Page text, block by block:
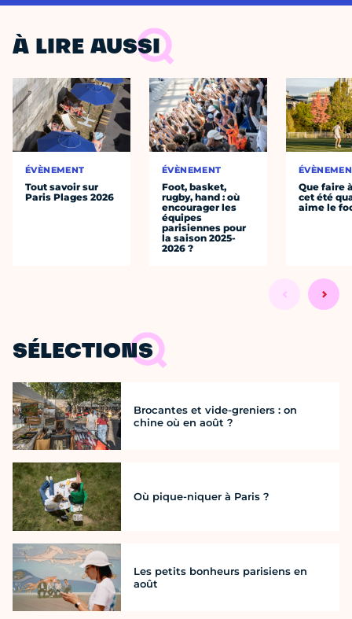
À LIRE AUSSI
ÉVÈNEMENT
Tout savoir sur
Paris Plages 2026
ÉVÈNEMENT
Foot, basket,
rugby, hand : où
encourager les
équipes
parisiennes pour
la saison 2025-
2026 ?
Que faire
cet été
aime le
SÉLECTIONS
Brocantes et vide-greniers : on
chine où en août ?
Où pique-niquer à Paris ?
Les petits bonheurs parisiens en
août